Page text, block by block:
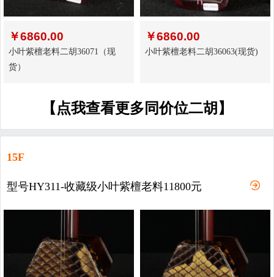
￥6860.00
小叶紫檀老料二胡36071（现
货）
￥6860.00
小叶紫檀老料二胡36063(现货)
【点我查看更多同价位二胡】
15F
型号HY311-收藏级小叶紫檀老料11800元